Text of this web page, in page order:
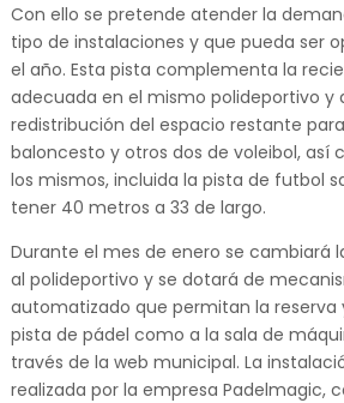
Con ello se pretende atender la
tipo de instalaciones y que pueda ser
el año. Esta pista complementa la
adecuada en el mismo polideportivo y
redistribución del espacio restante
baloncesto y otros dos de voleibol, así
los mismos, incluida la pista de futbol
tener 40 metros a 33 de largo.
Durante el mes de enero se cambiará
al polideportivo y se dotará de
automatizado que permitan la reserva
pista de pádel como a la sala de
través de la web municipal. La
realizada por la empresa Padelmagic,